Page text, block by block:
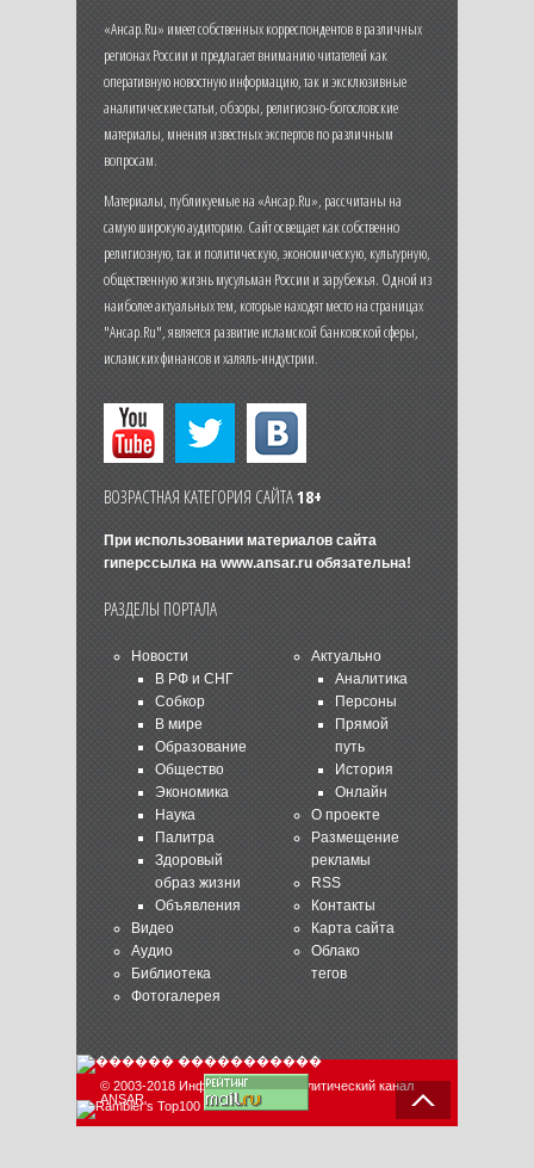
«Ансар.Ru» имеет собственных корреспондентов в различных
регионах России и предлагает вниманию читателей как
оперативную новостную информацию, так и эксклюзивные
аналитические статьи, обзоры, религиозно-богословские
материалы, мнения известных экспертов по различным
вопросам.
Материалы, публикуемые на «Ансар.Ru», рассчитаны на
самую широкую аудиторию. Сайт освещает как собственно
религиозную, так и политическую, экономическую, культурную,
общественную жизнь мусульман России и зарубежья. Одной из
наиболее актуальных тем, которые находят место на страницах
"Ансар.Ru", является развитие исламской банковской сферы,
исламских финансов и халяль-индустрии.
ВОЗРАСТНАЯ КАТЕГОРИЯ САЙТА18+
При использовании материалов сайта
гиперссылка на www.ansar.ruобязательна!
РАЗДЕЛЫ ПОРТАЛА
Новости
В РФ и СНГ
Собкор
В мире
Образование
Общество
Экономика
Наука
Палитра
Здоровый
образ жизни
Объявления
Видео
Аудио
Библиотека
Фотогалерея
Актуально
Аналитика
Персоны
Прямой
путь
История
Онлайн
О проекте
Размещение
рекламы
RSS
Контакты
Карта сайта
Облако
тегов
© 2003-2018 Информационно-аналитический канал
ANSAR